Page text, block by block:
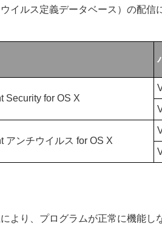
イルス定義データベース）の配信
Security for OS X
アンチウイルス for OS X
より、プログラムが正常に機能し